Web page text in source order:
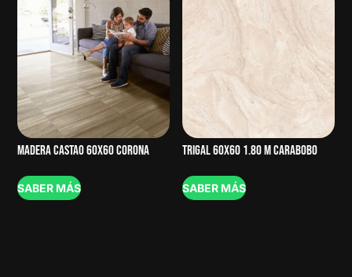
MADERA CASTAO 60X60 CORONA
SABER MÁS
TRIGAL 60X60 1.80 M CARABOBO
SABER MÁS